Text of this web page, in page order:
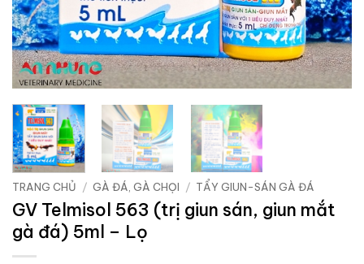
TRANG CHỦ / GÀ ĐÁ, GÀ CHỌI / TẨY GIUN-SÁN GÀ ĐÁ
GV Telmisol 563 (trị giun sán, giun mắt
gà đá) 5ml – Lọ